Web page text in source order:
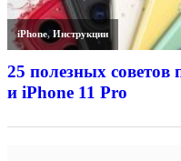
iPhone,Инструкции
25 полезных советов
и iPhone 11 Pro